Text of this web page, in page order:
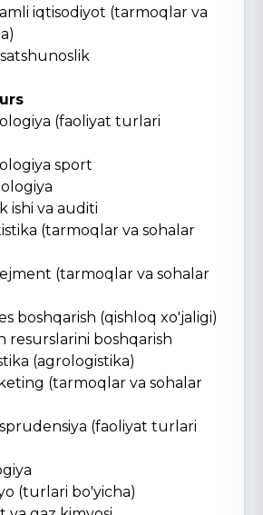
iqtisodiyot (tarmoqlar va
(faoliyat turlari
sport
ishi va auditi
(tarmoqlar va sohalar
(tarmoqlar va sohalar
boshqarish (qishloq xo'jaligi)
resurslarini boshqarish
(agrologistika)
(tarmoqlar va sohalar
(faoliyat turlari
(turlari bo'yicha)